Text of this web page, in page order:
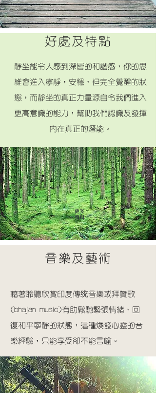
好處及特點
靜坐能令人感到深層的和諧感，你的思
維會進入寧靜，安穩，但完全覺醒的狀
態，而靜坐的真正力量源自令我們進入
更高意識的能力，幫助我們認識及發揮
內在真正的潛能。
更多
資料
音樂及藝術
藉著聆聽欣賞印度傳统音樂或拜贊歌
(bhajan music)有助鬆馳緊張情緒、回
復和平寧靜的狀態，這種煥發心靈的音
樂經驗，只能享受卻不能言喻。